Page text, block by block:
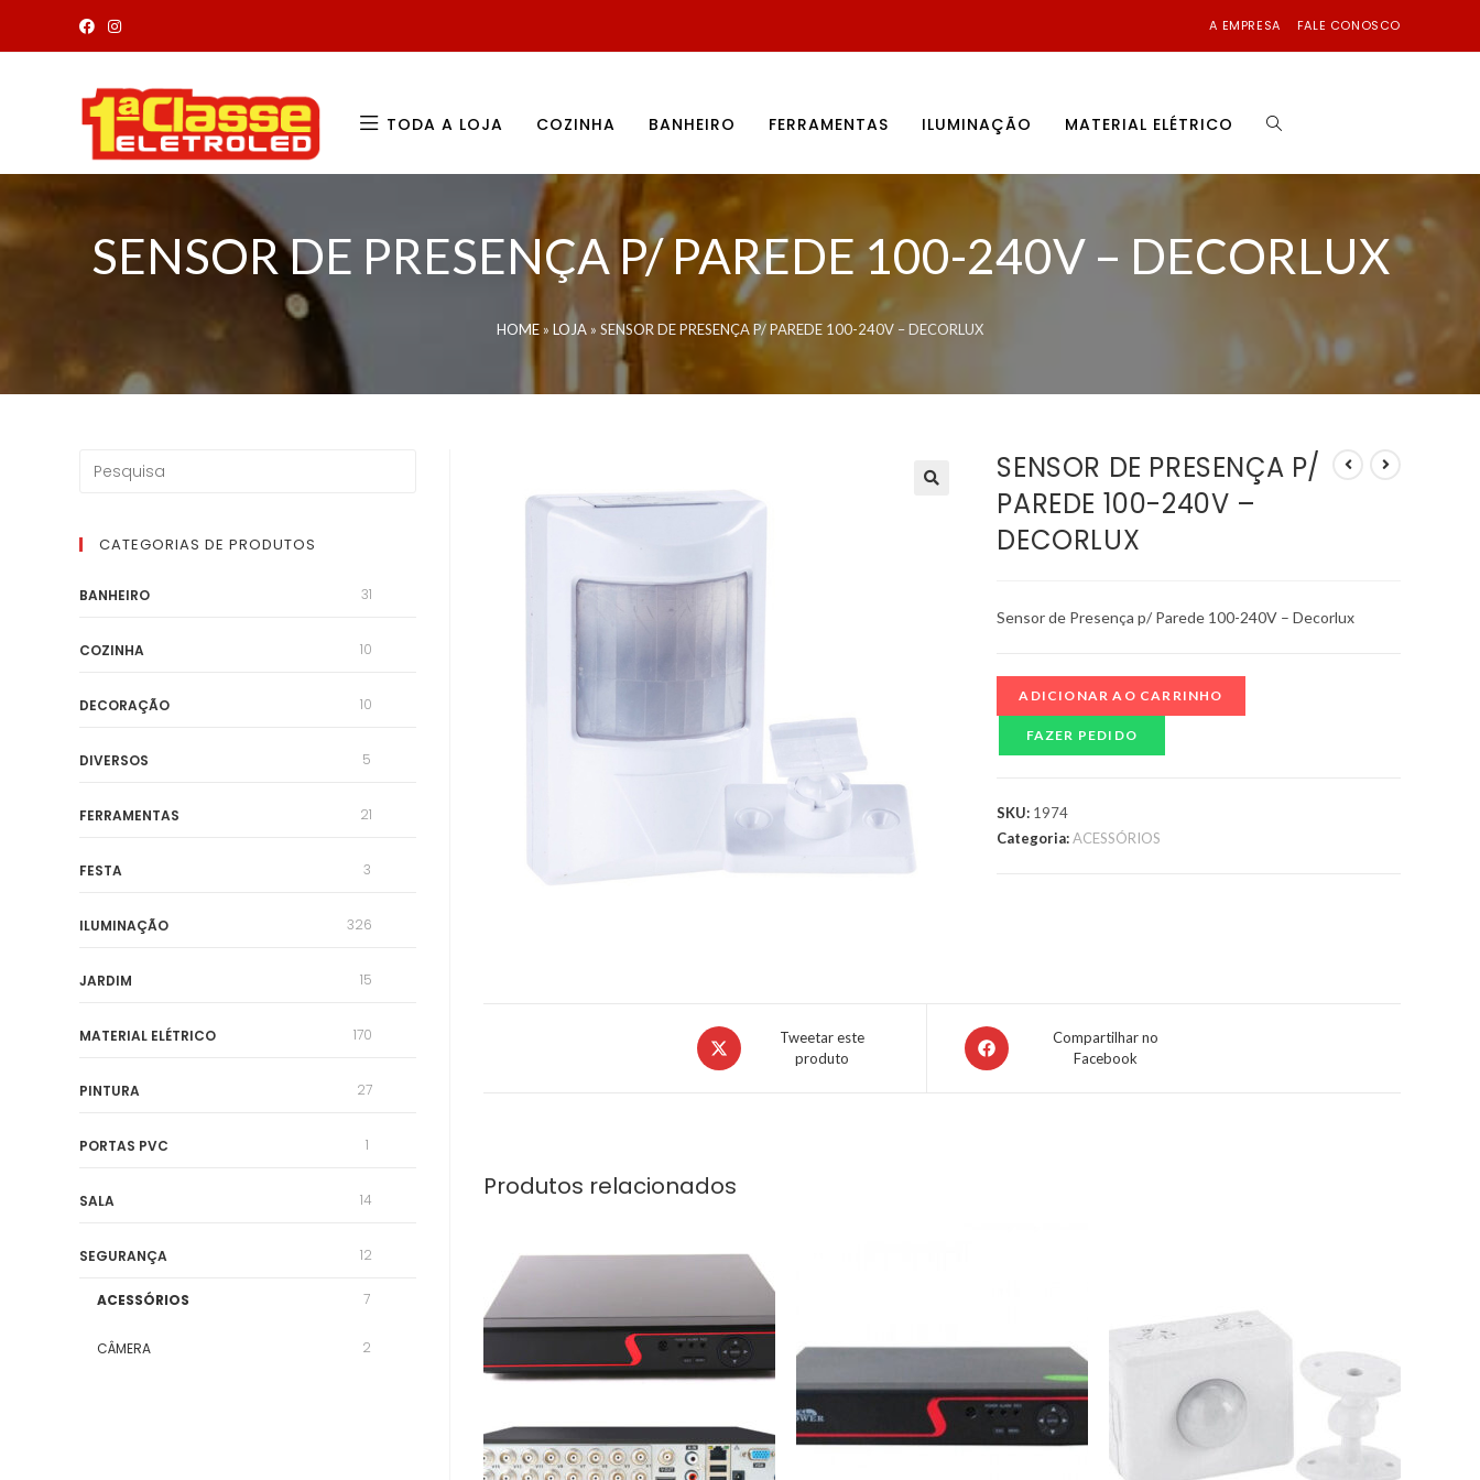
A EMPRESA FALE CONOSCO
TODA A LOJA COZINHA BANHEIRO FERRAMENTAS ILUMINAÇÃO MATERIAL ELÉTRICO
SENSOR DE PRESENÇA P/ PAREDE 100-240V – DECORLUX
HOME » LOJA » SENSOR DE PRESENÇA P/ PAREDE 100-240V – DECORLUX
SENSOR DE PRESENÇA P/
PAREDE 100-240V –
DECORLUX
Sensor de Presença p/ Parede 100-240V – Decorlux
ADICIONAR AO CARRINHO
FAZER PEDIDO
SKU: 1974
Categoria:ACESSÓRIOS
Tweetar este
produto
Compartilhar no
Facebook
Produtos relacionados
CATEGORIAS DE PRODUTOS
BANHEIRO 31
COZINHA 10
DECORAÇÃO 10
DIVERSOS 5
FERRAMENTAS 21
FESTA 3
ILUMINAÇÃO 326
JARDIM 15
MATERIAL ELÉTRICO 170
PINTURA 27
PORTAS PVC 1
SALA 14
SEGURANÇA 12
ACESSÓRIOS 7
CÂMERA 2